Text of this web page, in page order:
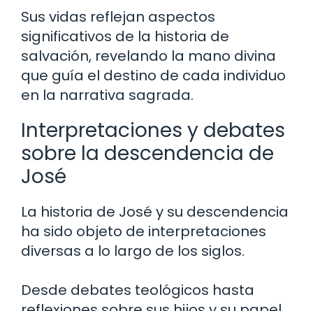
Sus vidas reflejan aspectos
significativos de la historia de
salvación, revelando la mano divina
que guía el destino de cada individuo
en la narrativa sagrada.
Interpretaciones y debates
sobre la descendencia de
José
La historia de José y su descendencia
ha sido objeto de interpretaciones
diversas a lo largo de los siglos.
Desde debates teológicos hasta